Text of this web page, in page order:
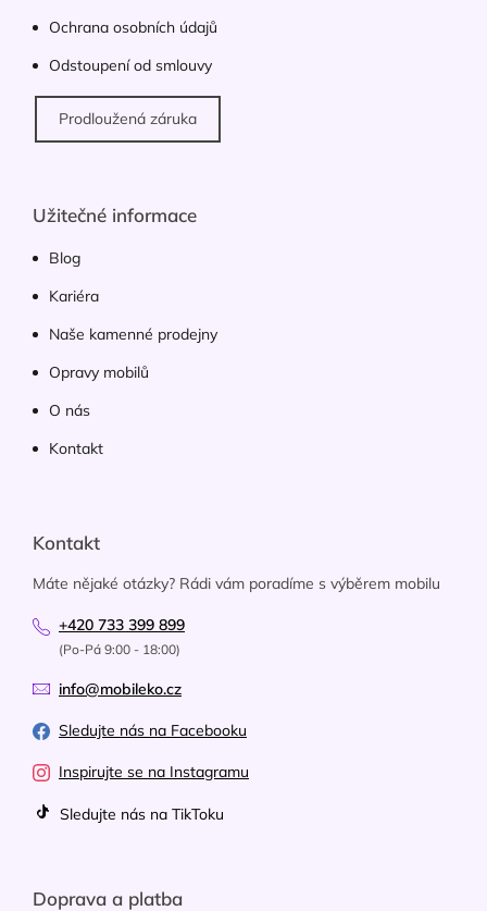
Ochrana osobních údajů
Odstoupení od smlouvy
Prodloužená záruka
Užitečné informace
Blog
Kariéra
Naše kamenné prodejny
Opravy mobilů
O nás
Kontakt
Kontakt
Máte nějaké otázky? Rádi vám poradíme s výběrem mobilu
+420 733 399 899
(Po-Pá 9:00 - 18:00)
info@mobileko.cz
Sledujte nás na Facebooku
Inspirujte se na Instagramu
Sledujte nás na TikToku
Doprava a platba